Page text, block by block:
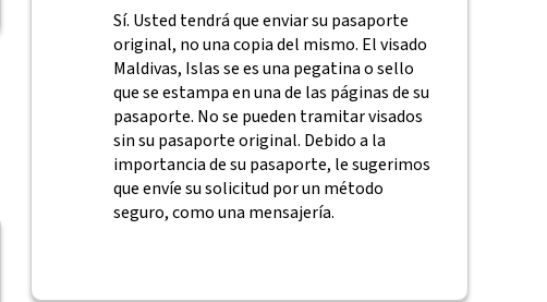
Sí. Usted tendrá que enviar su pasaporte
original, no una copia del mismo. El visado
Maldivas, Islas se es una pegatina o sello
que se estampa en una de las páginas de su
pasaporte. No se pueden tramitar visados
sin su pasaporte original. Debido a la
importancia de su pasaporte, le sugerimos
que envíe su solicitud por un método
seguro, como una mensajería.